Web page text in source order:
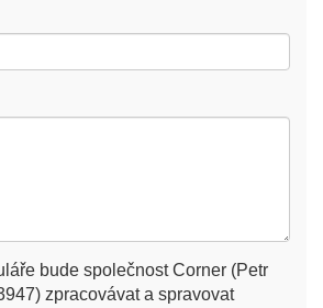
bude společnost Corner (Petr
zpracovávat a spravovat